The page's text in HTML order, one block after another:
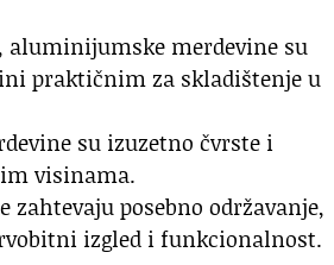
aluminijumske merdevine su
praktičnim za skladištenje u
su izuzetno čvrste i
visinama.
posebno održavanje,
izgled i funkcionalnost.